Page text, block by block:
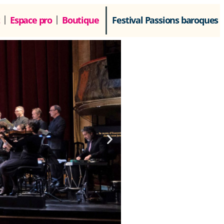
Espace pro Boutique Festival Passions baroques